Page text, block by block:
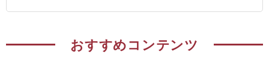
おすすめコンテンツ